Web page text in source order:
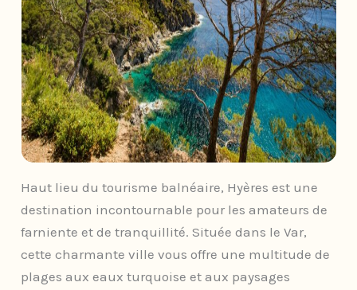
Haut lieu du tourisme balnéaire, Hyères est une
destination incontournable pour les amateurs de
farniente et de tranquillité. Située dans le Var,
cette charmante ville vous offre une multitude de
plages aux eaux turquoise et aux paysages